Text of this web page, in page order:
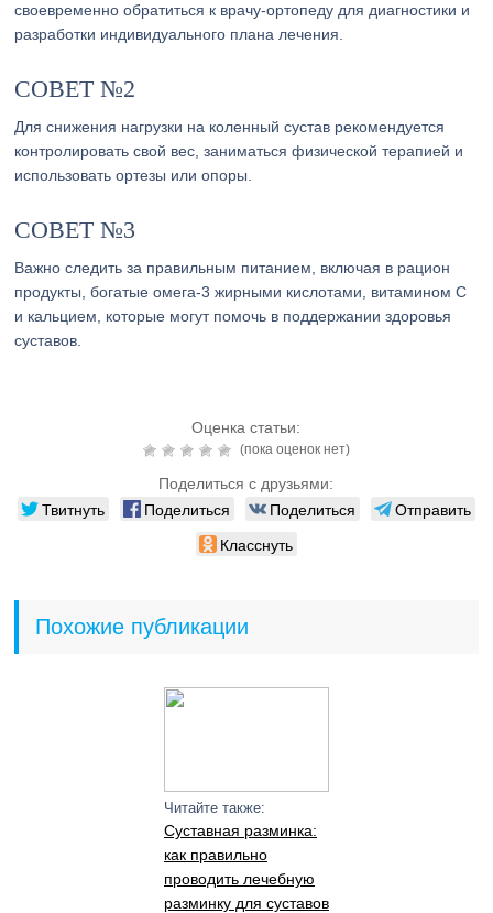
своевременно обратиться к врачу-ортопеду для диагностики и
разработки индивидуального плана лечения.
СОВЕТ №2
Для снижения нагрузки на коленный сустав рекомендуется
контролировать свой вес, заниматься физической терапией и
использовать ортезы или опоры.
СОВЕТ №3
Важно следить за правильным питанием, включая в рацион
продукты, богатые омега-3 жирными кислотами, витамином С
и кальцием, которые могут помочь в поддержании здоровья
суставов.
Оценка статьи:
(пока оценок нет)
Поделиться с друзьями:
Твитнуть Поделиться Поделиться
Отправить
Класснуть
Похожие публикации
Читайте также:
Суставная разминка:
как правильно
проводить лечебную
разминку для суставов